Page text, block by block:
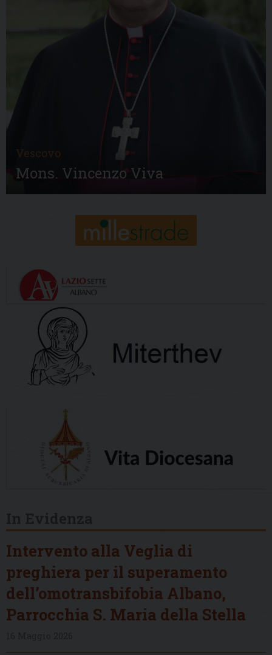
Vescovo
Mons. Vincenzo Viva
Intervento alla Veglia di
preghiera per il superamento
dell’omotransbifobia Albano,
Parrocchia S. Maria della Stella